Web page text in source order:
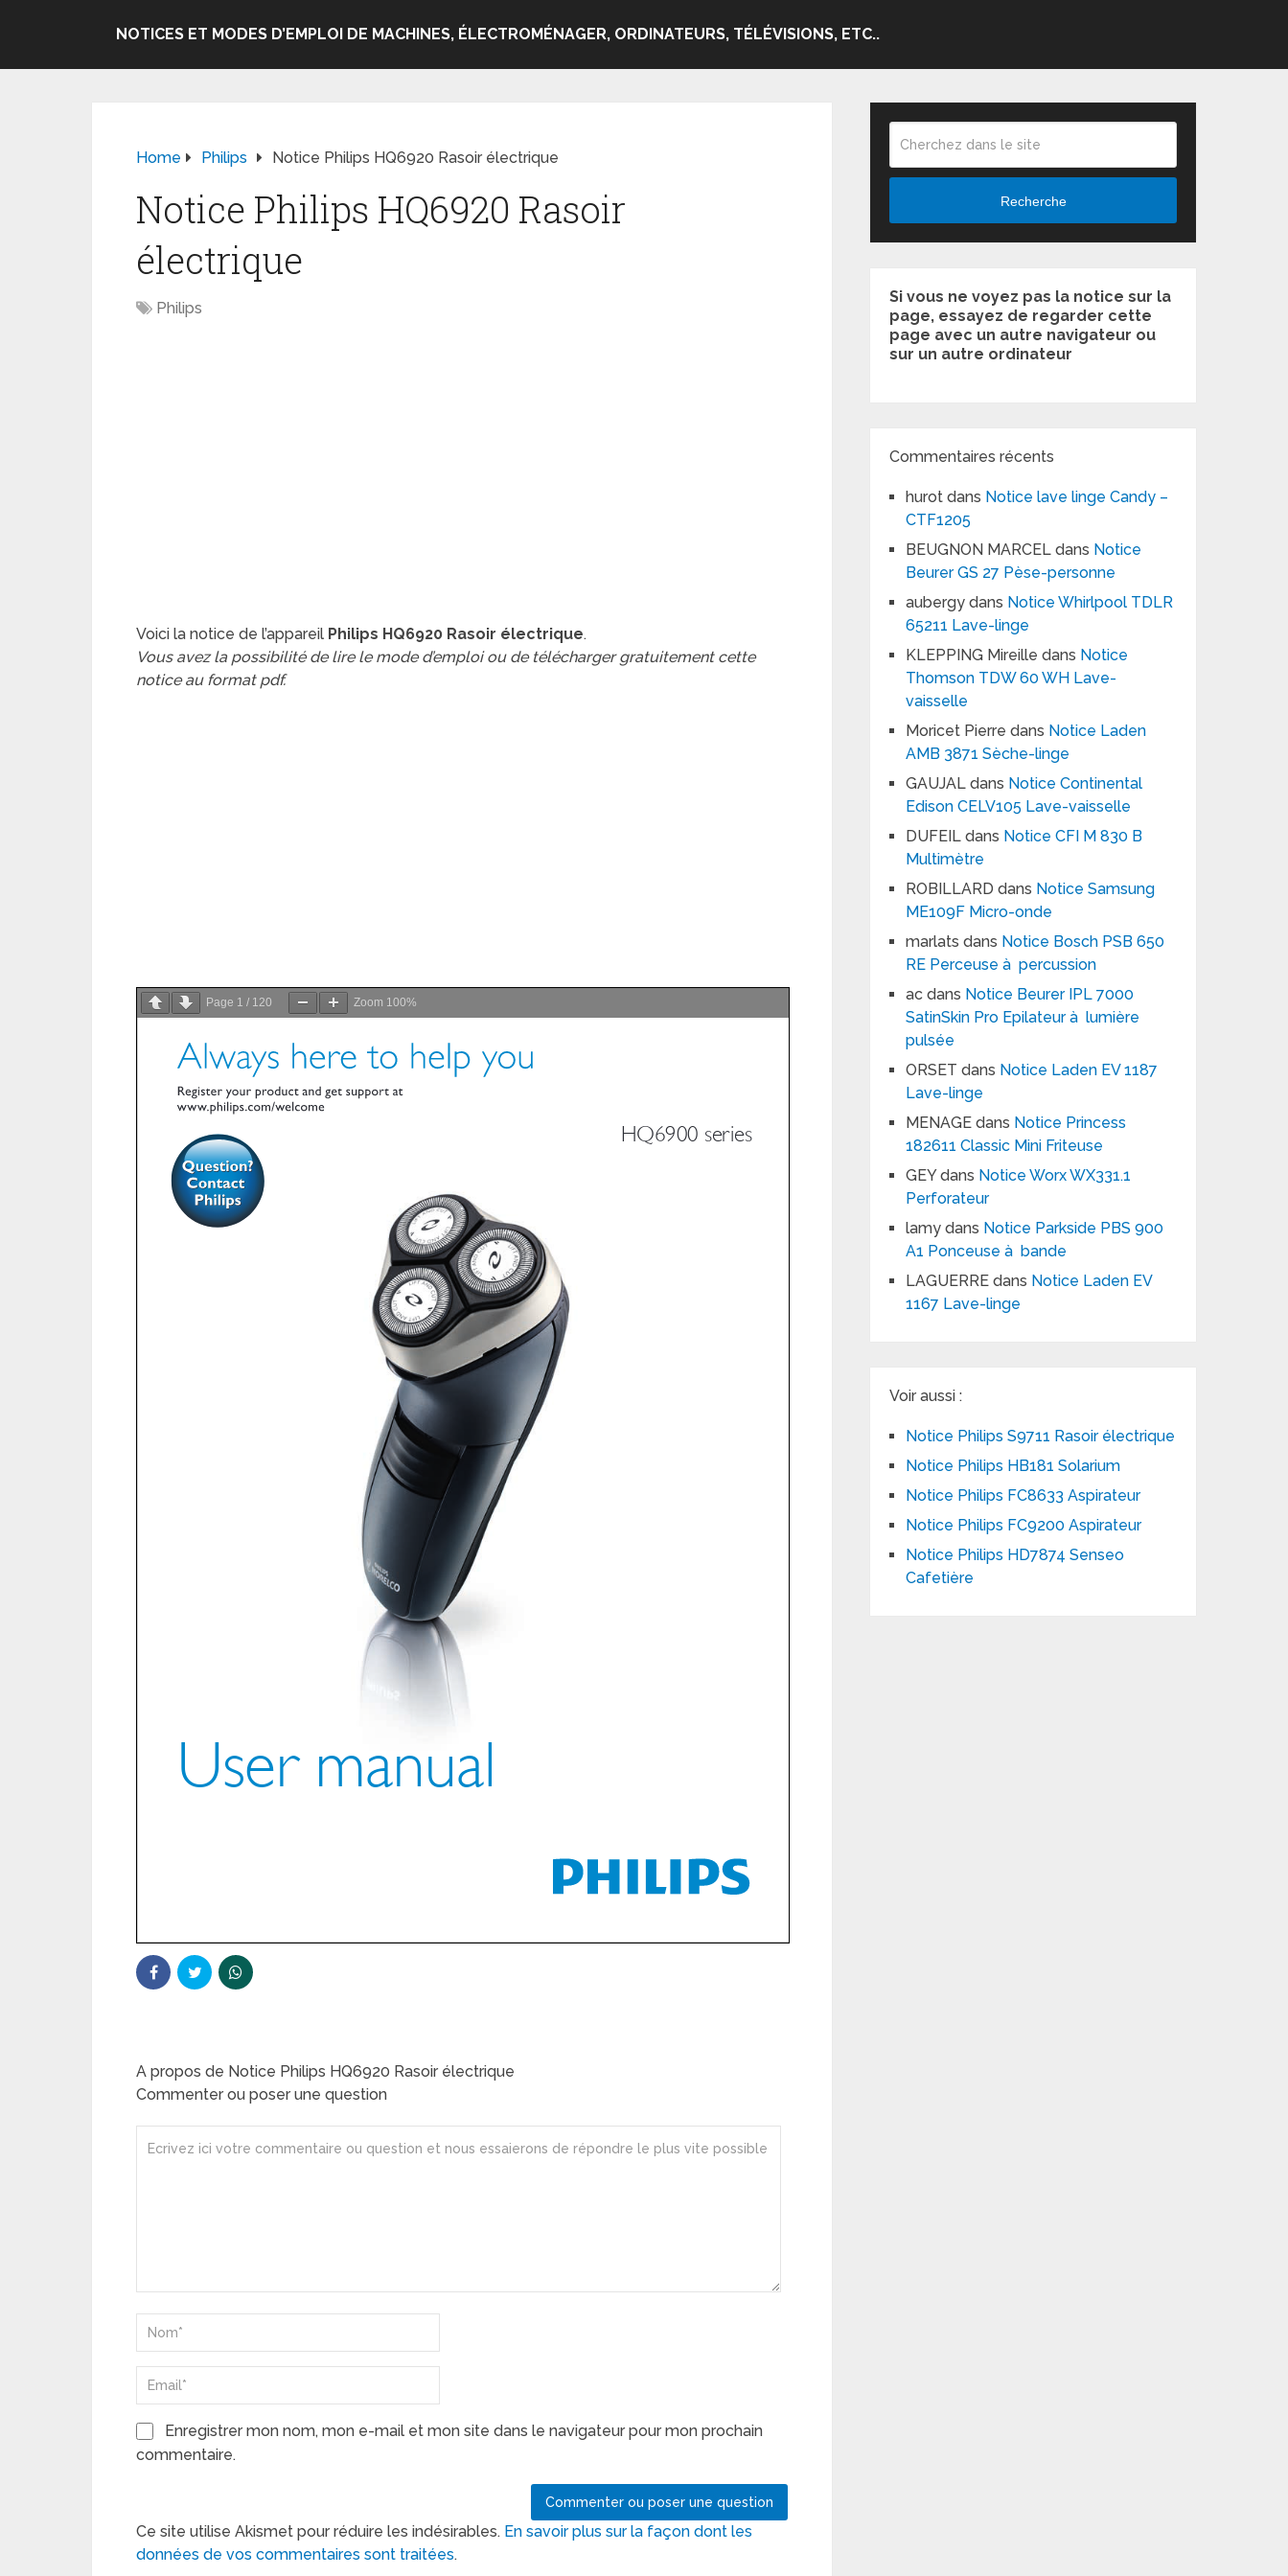
NOTICES ET MODES D’EMPLOI DE MACHINES, ÉLECTROMÉNAGER, ORDINATEURS, TÉLÉVISIONS, ETC..
Home Philips Notice Philips HQ6920 Rasoir électrique
Notice Philips HQ6920 Rasoir
électrique
Philips
Voici la notice de l’appareil Philips HQ6920 Rasoir électrique.
Vous avez la possibilité de lire le mode d’emploi ou de télécharger gratuitement cette
notice au format pdf.
Page 1 / 120 Zoom 100%
A propos de Notice Philips HQ6920 Rasoir électrique
Commenter ou poser une question
Enregistrer mon nom, mon e-mail et mon site dans le navigateur pour mon prochain
commentaire.
Ce site utilise Akismet pour réduire les indésirables. En savoir plus sur la façon dont les
données de vos commentaires sont traitées.
Recherche
Si vous ne voyez pas la notice sur la
page, essayez de regarder cette
page avec un autre navigateur ou
sur un autre ordinateur
Commentaires récents
hurot dans Notice lave linge Candy –
CTF1205
BEUGNON MARCEL dans Notice
Beurer GS 27 Pèse-personne
aubergy dans Notice Whirlpool TDLR
65211 Lave-linge
KLEPPING Mireille dans Notice
Thomson TDW 60 WH Lave-
vaisselle
Moricet Pierre dans Notice Laden
AMB 3871 Sèche-linge
GAUJAL dans Notice Continental
Edison CELV105 Lave-vaisselle
DUFEIL dans Notice CFI M 830 B
Multimètre
ROBILLARD dans Notice Samsung
ME109F Micro-onde
marlats dans Notice Bosch PSB 650
RE Perceuse à percussion
ac dans Notice Beurer IPL 7000
SatinSkin Pro Epilateur à lumière
pulsée
ORSET dans Notice Laden EV 1187
Lave-linge
MENAGE dans Notice Princess
182611 Classic Mini Friteuse
GEYdans Notice Worx WX331.1
Perforateur
lamy dans Notice Parkside PBS 900
A1 Ponceuse à bande
LAGUERRE dans Notice Laden EV
1167 Lave-linge
Voir aussi :
Notice Philips S9711 Rasoir électrique
Notice Philips HB181 Solarium
Notice Philips FC8633 Aspirateur
Notice Philips FC9200 Aspirateur
Notice Philips HD7874 Senseo
Cafetière